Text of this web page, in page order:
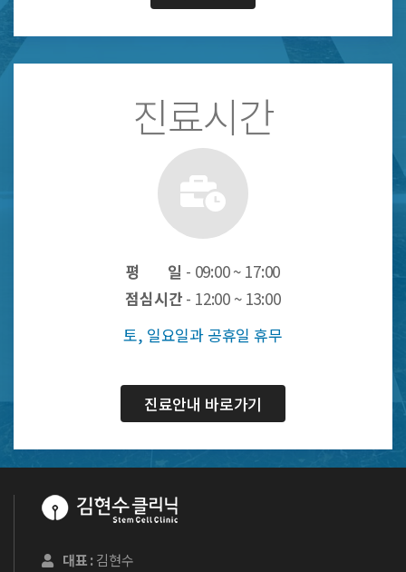
진료시간
평 일 - 09:00 ~ 17:00
점심시간 - 12:00 ~ 13:00
토, 일요일과 공휴일 휴무
진료안내 바로가기
대표 :김현수